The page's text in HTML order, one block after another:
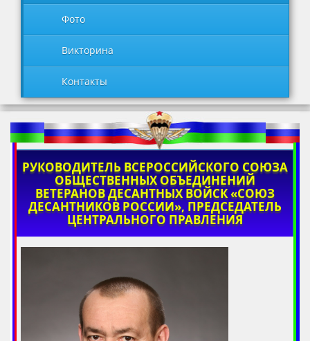
Фото
Викторина
Контакты
РУКОВОДИТЕЛЬ ВСЕРОССИЙСКОГО СОЮЗА
ОБЩЕСТВЕННЫХ ОБЪЕДИНЕНИЙ
ВЕТЕРАНОВ ДЕСАНТНЫХ ВОЙСК «СОЮЗ
ДЕСАНТНИКОВ РОССИИ», ПРЕДСЕДАТЕЛЬ
ЦЕНТРАЛЬНОГО ПРАВЛЕНИЯ